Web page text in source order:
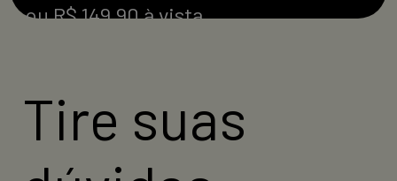
ou R$ 149,90 à vista
Tire suas